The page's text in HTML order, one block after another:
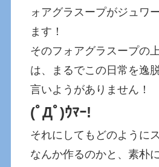
ォアグラスープがジュワ
ます！
そのフォアグラスープの
は、まるでこの日常を逸
言いようがありません！
(ﾟДﾟ)ｳﾏｰ!
それにしてもどのように
なんか作るのかと、素朴